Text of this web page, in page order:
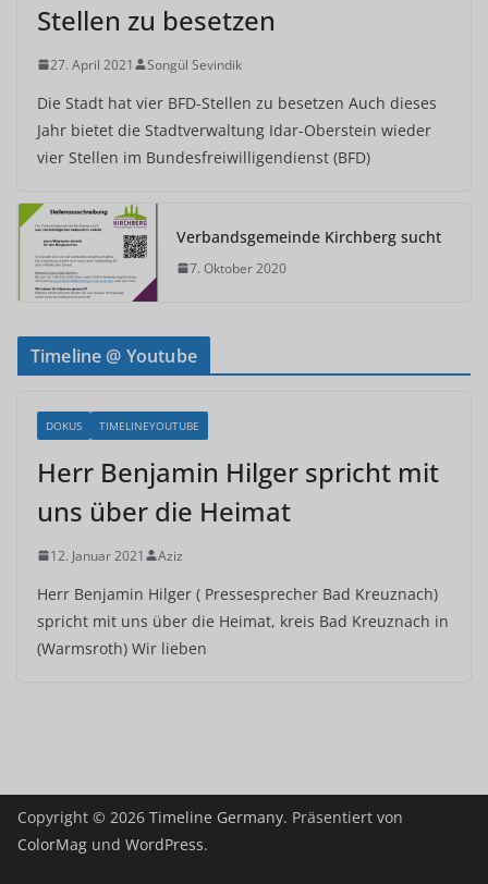
Stellen zu besetzen
27. April 2021 Songül Sevindik
Die Stadt hat vier BFD-Stellen zu besetzen Auch dieses
Jahr bietet die Stadtverwaltung Idar-Oberstein wieder
vier Stellen im Bundesfreiwilligendienst (BFD)
Verbandsgemeinde Kirchberg sucht
7. Oktober 2020
Timeline @ Youtube
DOKUS TIMELINEYOUTUBE
Herr Benjamin Hilger spricht mit
uns über die Heimat
12. Januar 2021 Aziz
Herr Benjamin Hilger ( Pressesprecher Bad Kreuznach)
spricht mit uns über die Heimat, kreis Bad Kreuznach in
(Warmsroth) Wir lieben
Copyright © 2026 Timeline Germany. Präsentiert von
ColorMag und WordPress.